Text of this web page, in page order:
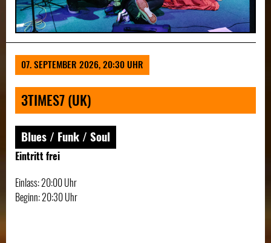
07. SEPTEMBER 2026, 20:30 UHR
3TIMES7 (UK)
Blues / Funk / Soul
Eintritt frei
Einlass: 20:00 Uhr
Beginn: 20:30 Uhr